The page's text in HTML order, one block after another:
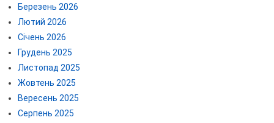
Березень 2026
Лютий 2026
Січень 2026
Грудень 2025
Листопад 2025
Жовтень 2025
Вересень 2025
Серпень 2025